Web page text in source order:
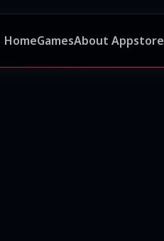
HomeGamesAbout Appstore